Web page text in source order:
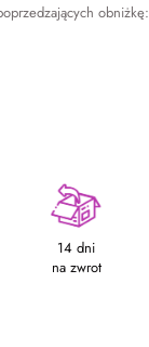
obniżkę:
14 dni
na zwrot